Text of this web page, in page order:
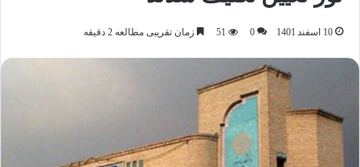
10 اسفند 1401 0
51 زمان تقریبی مطالعه 2 دقیقه